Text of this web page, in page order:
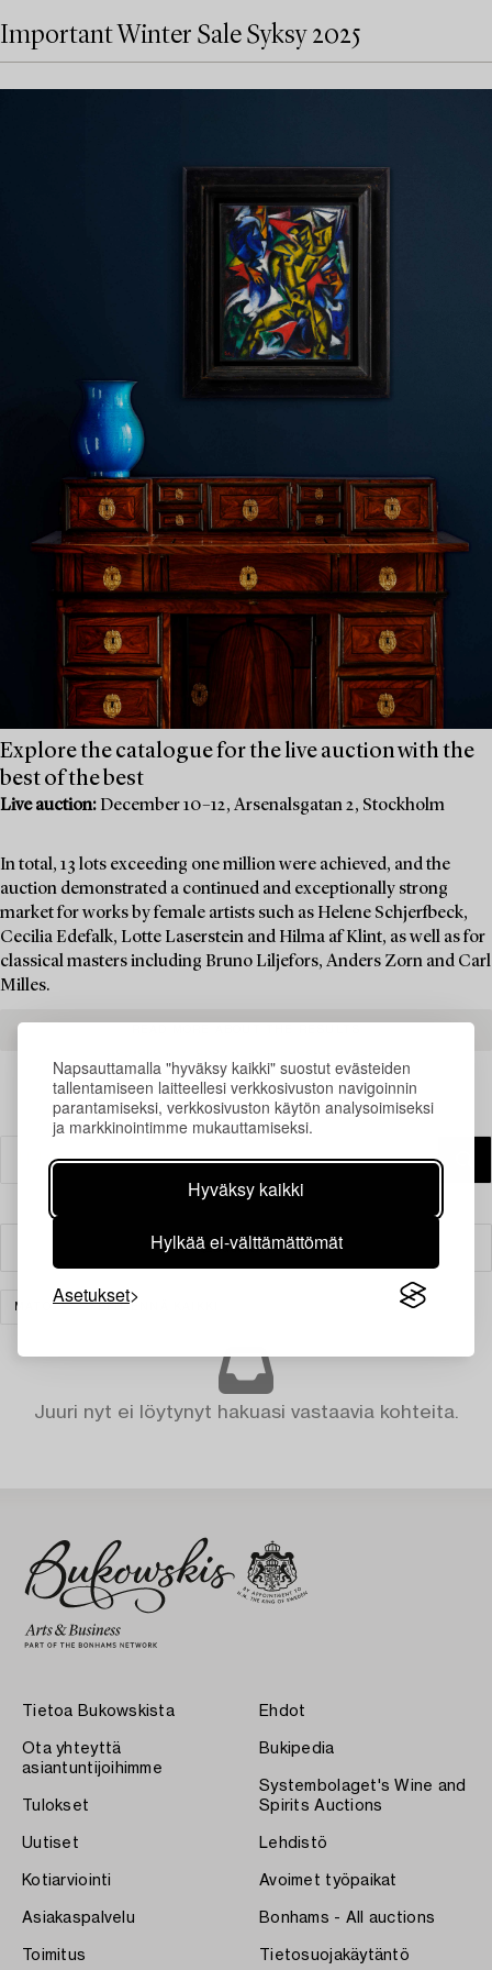
Napsauttamalla "hyväksy kaikki" suostut evästeiden
tallentamiseen laitteellesi verkkosivuston navigoinnin
parantamiseksi, verkkosivuston käytön analysoimiseksi
ja markkinointimme mukauttamiseksi.
Hyväksy kaikki
Hylkää ei-välttämättömät
Asetukset
Important Winter Sale Syksy 2025
Explore the catalogue for the live auction with the
best of the best
Live auction: December 10–12, Arsenalsgatan 2, Stockholm
In total, 13 lots exceeding one million were achieved, and the
auction demonstrated a continued and exceptionally strong
market for works by female artists such as Helene Schjerfbeck,
Cecilia Edefalk, Lotte Laserstein and Hilma af Klint, as well as for
classical masters including Bruno Liljefors, Anders Zorn and Carl
Milles.
Suodatin
MATOT TYHJENNÄ KAIKKI
Juuri nyt ei löytynyt hakuasi vastaavia kohteita.
Tietoa Bukowskista
Ota yhteyttä
asiantuntijoihimme
Tulokset
Uutiset
Kotiarviointi
Asiakaspalvelu
Toimitus
Ehdot
Bukipedia
Systembolaget's Wine and
Spirits Auctions
Lehdistö
Avoimet työpaikat
Bonhams - All auctions
Tietosuojakäytäntö